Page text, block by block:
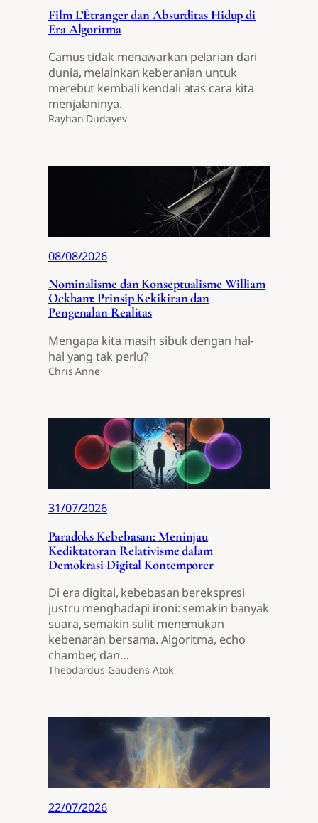
Film L’Étranger dan Absurditas Hidup di
Era Algoritma
Camus tidak menawarkan pelarian dari
dunia, melainkan keberanian untuk
merebut kembali kendali atas cara kita
menjalaninya.
Rayhan Dudayev
08/08/2026
Nominalisme dan Konseptualisme William
Ockham: Prinsip Kekikiran dan
Pengenalan Realitas
Mengapa kita masih sibuk dengan hal-
hal yang tak perlu?
Chris Anne
31/07/2026
Paradoks Kebebasan: Meninjau
Kediktatoran Relativisme dalam
Demokrasi Digital Kontemporer
Di era digital, kebebasan berekspresi
justru menghadapi ironi: semakin banyak
suara, semakin sulit menemukan
kebenaran bersama. Algoritma, echo
chamber, dan…
Theodardus Gaudens Atok
22/07/2026